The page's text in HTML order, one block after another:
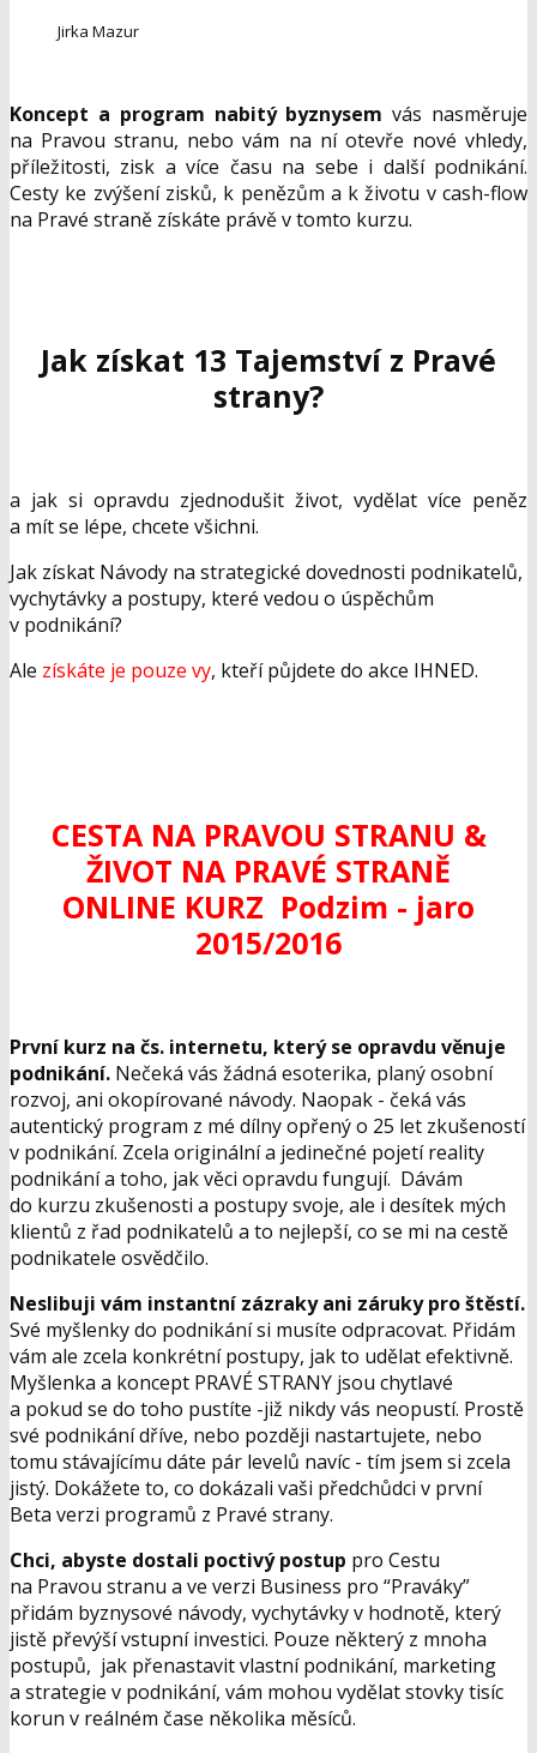
Jirka Mazur
Koncept a program nabitý byznysem vás nasměruje
na Pravou stranu, nebo vám na ní otevře nové vhledy,
příležitosti, zisk a více času na sebe i další podnikání.
Cesty ke zvýšení zisků, k penězům a k životu v cash-flow
na Pravé straně získáte právě v tomto kurzu.
Jak získat 13 Tajemství z Pravé
strany?
a jak si opravdu zjednodušit život, vydělat více peněz
a mít se lépe, chcete všichni.
Jak získat Návody na strategické dovednosti podnikatelů,
vychytávky a postupy, které vedou o úspěchům
v podnikání?
Ale získáte je pouze vy, kteří půjdete do akce IHNED.
CESTA NA PRAVOU STRANU &
ŽIVOT NA PRAVÉ STRANĚ
ONLINE KURZ Podzim - jaro
2015/2016
První kurz na čs. internetu, který se opravdu věnuje
podnikání. Nečeká vás žádná esoterika, planý osobní
rozvoj, ani okopírované návody. Naopak - čeká vás
autentický program z mé dílny opřený o 25 let zkušeností
v podnikání. Zcela originální a jedinečné pojetí reality
podnikání a toho, jak věci opravdu fungují. Dávám
do kurzu zkušenosti a postupy svoje, ale i desítek mých
klientů z řad podnikatelů a to nejlepší, co se mi na cestě
podnikatele osvědčilo.
Neslibuji vám instantní zázraky ani záruky pro štěstí.
Své myšlenky do podnikání si musíte odpracovat. Přidám
vám ale zcela konkrétní postupy, jak to udělat efektivně.
Myšlenka a koncept PRAVÉ STRANY jsou chytlavé
a pokud se do toho pustíte -již nikdy vás neopustí. Prostě
své podnikání dříve, nebo později nastartujete, nebo
tomu stávajícímu dáte pár levelů navíc - tím jsem si zcela
jistý. Dokážete to, co dokázali vaši předchůdci v první
Beta verzi programů z Pravé strany.
Chci, abyste dostali poctivý postup pro Cestu
na Pravou stranu a ve verzi Business pro “Praváky”
přidám byznysové návody, vychytávky v hodnotě, který
jistě převýší vstupní investici. Pouze některý z mnoha
postupů, jak přenastavit vlastní podnikání, marketing
a strategie v podnikání, vám mohou vydělat stovky tisíc
korun v reálném čase několika měsíců.